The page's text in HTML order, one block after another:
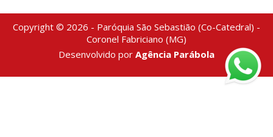
Copyright © 2026 - Paróquia São Sebastião (Co-Catedral) -
Coronel Fabriciano (MG)
Desenvolvido por Agência Parábola